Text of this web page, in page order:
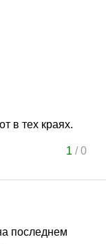
в тех краях.
1 /0
последнем